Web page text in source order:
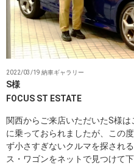
2022/03/19 納車ギャラリー
S様
FOCUS ST ESTATE
関西からご来店いただいたS様
に乗っておられましたが、この
ず小さすぎないクルマを探され
ス・ワゴンをネットで見つけて下